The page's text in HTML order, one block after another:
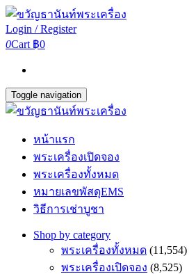
Login / Register
0Cart ฿0
Toggle navigation
หน้าแรก
พระเครื่องเปิดจอง
พระเครื่องทั้งหมด
หมายเลขพัสดุEMS
วิธีการเช่าบูชา
Shop by category
พระเครื่องทั้งหมด (11,554)
พระเครื่องเปิดจอง (8,525)